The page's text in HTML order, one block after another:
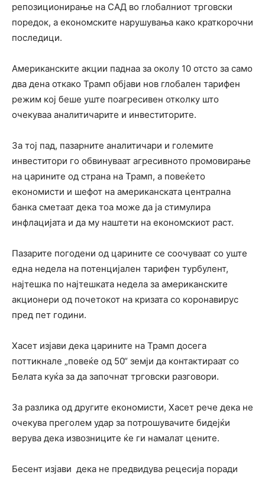
репозиционирање на САД во глобалниот трговски
поредок, а економските нарушувања како краткорочни
последици.
Американските акции паднаа за околу 10 отсто за само
два дена откако Трамп објави нов глобален тарифен
режим кој беше уште поагресивен отколку што
очекуваа аналитичарите и инвеститорите.
За тој пад, пазарните аналитичари и големите
инвеститори го обвинуваат агресивното промовирање
на царините од страна на Трамп, а повеќето
економисти и шефот на американската централна
банка сметаат дека тоа може да ја стимулира
инфлацијата и да му наштети на економскиот раст.
Пазарите погодени од царините се соочуваат со уште
една недела на потенцијален тарифен турбулент,
најтешка по најтешката недела за американските
акционери од почетокот на кризата со коронавирус
пред пет години.
Хасет изјави дека царините на Трамп досега
поттикнале „повеќе од 50“ земји да контактираат со
Белата куќа за да започнат трговски разговори.
За разлика од другите економисти, Хасет рече дека не
очекува преголем удар за потрошувачите бидејќи
верува дека извозниците ќе ги намалат цените.
Бесент изјави дека не предвидува рецесија поради